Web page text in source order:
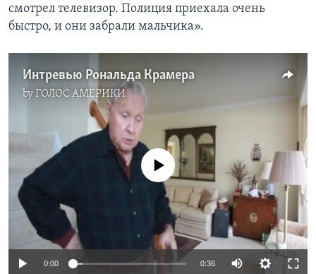
смотрел телевизор. Полиция приехала очень
быстро, и они забрали мальчика».
Интревью Рональда Крамера
byГОЛОС АМЕРИКИ
No media source currently available
0:00 0:36